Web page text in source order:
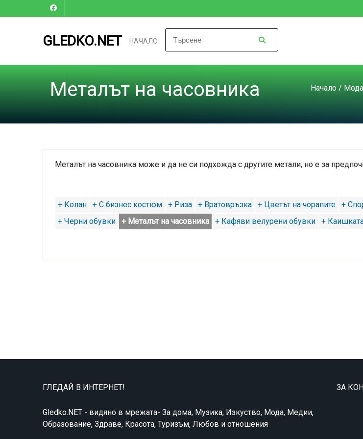
GLEDKO.NET НАЧАЛО
Металът на часовника Начало /
Металът на часовника може и да не си подхожда с другите метали, но е за
+ Колан + С бизнес костюм + Риза + Вратовръзка + Цветът на чорапите +
+ Черни обувки
+ Металът на часовника + Кафяви велурени обувки +
ГЛЕДАЙ В ИНТЕРНЕТ!
Gledko.NET - видяно в мрежата- За дома, Музика, Изкуство, Мода, Медии,
Образование, Здраве, Красота, Туризъм, Любов и отношения
ЗА